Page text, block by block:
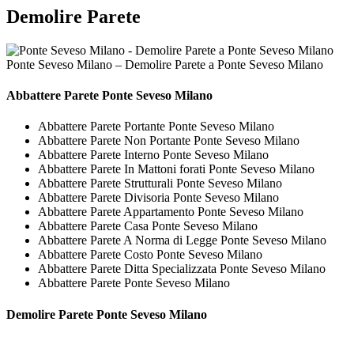
Demolire Parete
Ponte Seveso Milano – Demolire Parete a Ponte Seveso Milano
Abbattere Parete Ponte Seveso Milano
Abbattere Parete Portante Ponte Seveso Milano
Abbattere Parete Non Portante Ponte Seveso Milano
Abbattere Parete Interno Ponte Seveso Milano
Abbattere Parete In Mattoni forati Ponte Seveso Milano
Abbattere Parete Strutturali Ponte Seveso Milano
Abbattere Parete Divisoria Ponte Seveso Milano
Abbattere Parete Appartamento Ponte Seveso Milano
Abbattere Parete Casa Ponte Seveso Milano
Abbattere Parete A Norma di Legge Ponte Seveso Milano
Abbattere Parete Costo Ponte Seveso Milano
Abbattere Parete Ditta Specializzata Ponte Seveso Milano
Abbattere Parete Ponte Seveso Milano
Demolire Parete Ponte Seveso Milano